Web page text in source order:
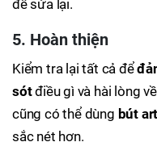
để sửa lại.
5. Hoàn thiện
Kiểm tra lại tất cả để
sótđiều gì và hài lòng
cũng có thể dùng bút
sắc nét hơn.